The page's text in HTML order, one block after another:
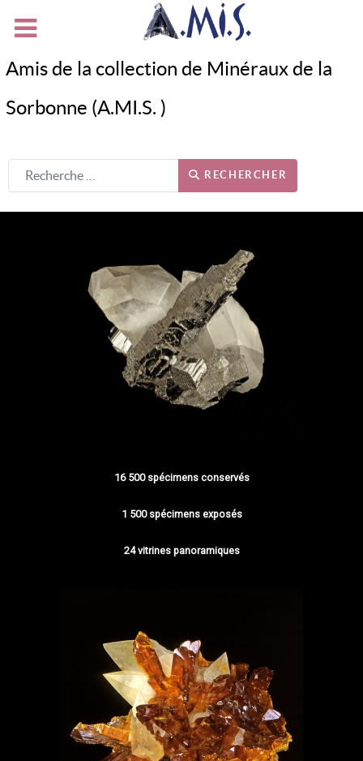
Amis de la collection de Minéraux de la
Sorbonne (A.MI.S. )
RECHERCHER
16 500 spécimens conservés
1 500 spécimens exposés
24 vitrines panoramiques